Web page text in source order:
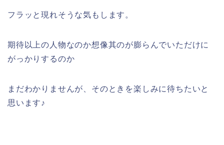
フラッと現れそうな気もします。
期待以上の人物なのか想像其のが膨らんでいただけに
がっかりするのか
まだわかりませんが、そのときを楽しみに待ちたいと
思います♪